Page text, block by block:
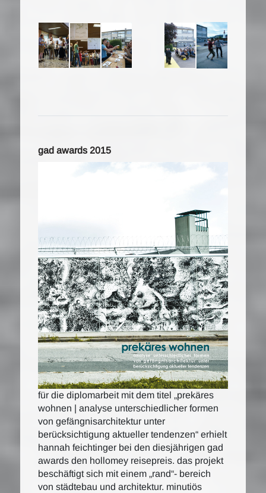
gad awards 2015
für die diplomarbeit mit dem titel „prekäres
wohnen | analyse unterschiedlicher formen
von gefängnisarchitektur unter
berücksichtigung aktueller tendenzen“ erhielt
hannah feichtinger bei den diesjährigen gad
awards den hollomey reisepreis. das projekt
beschäftigt sich mit einem „rand“- bereich
von städtebau und architektur. minutiös